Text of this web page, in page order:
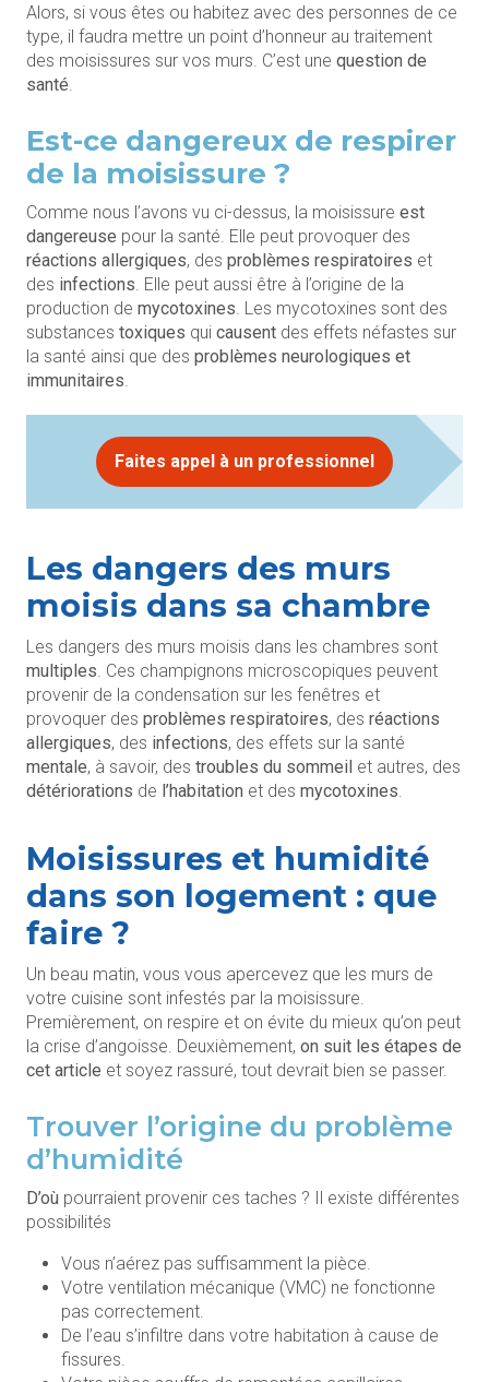
Alors, si vous êtes ou habitez avec des personnes de ce
type, il faudra mettre un point d’honneur au traitement
des moisissures sur vos murs. C’est une question de
santé
Est-ce dangereux de respirer
de la moisissure ?
Comme nous l’avons vu ci-dessus, la moisissure est
dangereuse pour la santé. Elle peut provoquer des
réactions allergiques, des problèmes respiratoires et
des infections . Elle peut aussi être à l’origine de la
production de mycotoxines . Les mycotoxines sont des
substances toxiques qui causent des effets néfastes sur
la santé ainsi que des problèmes neurologiques et
immunitaires
Faites appel à un professionnel
Les dangers des murs
moisis dans sa chambre
Les dangers des murs moisis dans les chambres sont
multiples . Ces champignons microscopiques peuvent
provenir de la condensation sur les fenêtres et
provoquer des problèmes respiratoires, des réactions
allergiques, des infections, des effets sur la santé
mentale, à savoir, des troubles du sommeil et autres, des
détériorations de l’habitation et des mycotoxines
Moisissures et humidité
dans son logement : que
faire ?
Un beau matin, vous vous apercevez que les murs de
votre cuisine sont infestés par la moisissure.
Premièrement, on respire et on évite du mieux qu’on peut
la crise d’angoisse. Deuxièmement, on suit les étapes de
cet article et soyez rassuré, tout devrait bien se passer.
Trouver l’origine du problème
d’humidité
D’où pourraient provenir ces taches ? Il existe différentes
possibilités
Vous n’aérez pas suffisamment la pièce.
Votre ventilation mécanique (VMC) ne fonctionne
pas correctement.
De l’eau s’infiltre dans votre habitation à cause de
fissures.